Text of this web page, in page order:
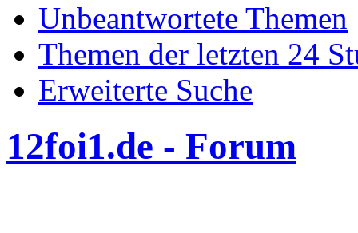
Unbeantwortete Themen
Themen der letzten 24
Erweiterte Suche
12foi1.de - Forum